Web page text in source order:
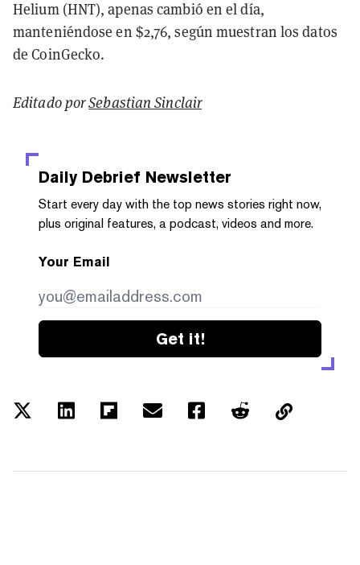
Helium (HNT), apenas cambió en el día,
manteniéndose en $2,76, según muestran los datos
de CoinGecko.
Editado porSebastian Sinclair
Daily Debrief Newsletter
Start every day with the top news stories right now,
plus original features, a podcast, videos and more.
Your Email
Get it!